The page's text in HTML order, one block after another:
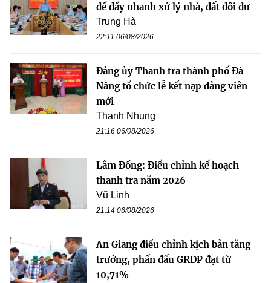
để đẩy nhanh xử lý nhà, đất dôi dư
Trung Hà
22:11 06/08/2026
Đảng ủy Thanh tra thành phố Đà
Nẵng tổ chức lễ kết nạp đảng viên
mới
Thanh Nhung
21:16 06/08/2026
Lâm Đồng: Điều chỉnh kế hoạch
thanh tra năm 2026
Vũ Linh
21:14 06/08/2026
An Giang điều chỉnh kịch bản tăng
trưởng, phấn đấu GRDP đạt từ
10,71%